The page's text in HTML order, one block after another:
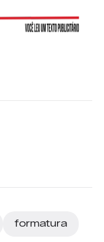
formatura